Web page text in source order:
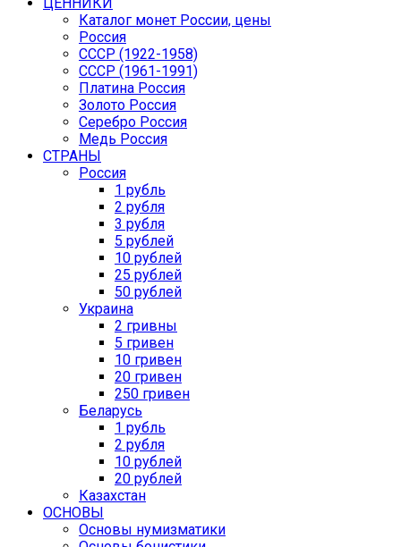
Каталог монет России, цены
Россия
СССР (1922-1958)
CCCР (1961-1991)
Платина Россия
Золото Россия
Серебро Россия
Медь Россия
СТРАНЫ
Россия
1 рубль
2 рубля
3 рубля
5 рублей
10 рублей
25 рублей
50 рублей
Украина
2 гривны
5 гривен
10 гривен
20 гривен
250 гривен
Беларусь
1 рубль
2 рубля
10 рублей
20 рублей
Казахстан
ОСНОВЫ
Основы нумизматики